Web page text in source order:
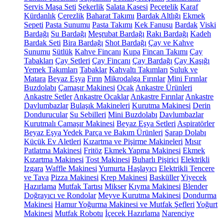
Servis Maşa Seti Şekerlik Salata Kasesi Peçetelik Karaf
Kürdanlık Çerezlik Baharat Takımı Bardak Altlığı Ekmek
Sepeti Pasta Sunumu Pasta Takımı Kek Fanusu Bardak Viski
Bardağı Su Bardağı Meşrubat Bardağı Rakı Bardağı Kadeh
Bardak Seti Bira Bardağı Shot Bardağı Çay ve Kahve
Sunumu Sütlük Kahve Fincanı Kupa Fincan Takımı Çay
Tabakları Çay Setleri Çay Fincanı Çay Bardağı Çay Kaşığı
Yemek Takımları Tabaklar Kahvaltı Takımları Suluk ve
Matara Beyaz Eşya Fırın Mikrodalga Fırınlar Mini Fırınlar
Buzdolabı Çamaşır Makinesi Ocak Ankastre Ürünleri
Ankastre Setler Ankastre Ocaklar Ankastre Fırınlar Ankastre
Davlumbazlar Bulaşık Makineleri Kurutma Makinesi Derin
Dondurucular Su Sebilleri Mini Buzdolabı Davlumbazlar
Kurutmalı Çamaşır Makinesi Beyaz Eşya Setleri Aspiratörler
Beyaz Eşya Yedek Parça ve Bakım Ürünleri Şarap Dolabı
Küçük Ev Aletleri Kızartma ve Pişirme Makineleri Mısır
Patlatma Makinesi Fritöz Ekmek Yapma Makinesi Ekmek
Kızartma Makinesi Tost Makinesi Buharlı Pişirici Elektrikli
Izgara Waffle Makinesi Yumurta Haşlayıcı Elektrikli Tencere
ve Tava Pizza Makinesi Krep Makinesi BasküllerYiyecek
Hazırlama Mutfak Tartısı Mikser Kıyma Makinesi Blender
Doğrayıcı ve Rondolar Meyve Kurutma Makinesi Dondurma
Makinesi Hamur Yoğurma Makinesi ve Mutfak Şefleri Yoğurt
Makinesi Mutfak Robotu İçecek Hazırlama Narenciye